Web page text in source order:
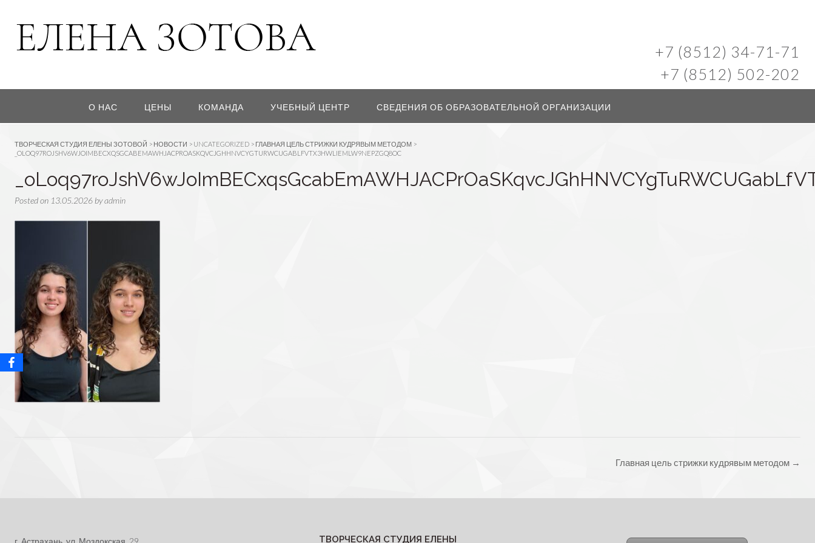
+7 (8512) 34-71-71
+7 (8512) 502-202
О НАС ЦЕНЫ КОМАНДА УЧЕБНЫЙ ЦЕНТР СВЕДЕНИЯ ОБ ОБРАЗОВАТЕЛЬНОЙ ОРГАНИЗАЦИИ
ТВОРЧЕСКАЯ СТУДИЯ ЕЛЕНЫ ЗОТОВОЙ > НОВОСТИ > UNCATEGORIZED > ГЛАВНАЯ ЦЕЛЬ СТРИЖКИ КУДРЯВЫМ МЕТОДОМ >
_OLOQ97ROJSHV6WJOIMBECXQSGCABEMAWHJACPROASKQVCJGHHNVCYGTURWCUGABLFVTX3HWLIEMLW9NEPZGQ8OC
Posted on 13.05.2026 byadmin
Главная цель стрижки кудрявым методом →
г. Астрахань, ул. Моздокская, 29 ТВОРЧЕСКАЯ СТУДИЯ ЕЛЕНЫ